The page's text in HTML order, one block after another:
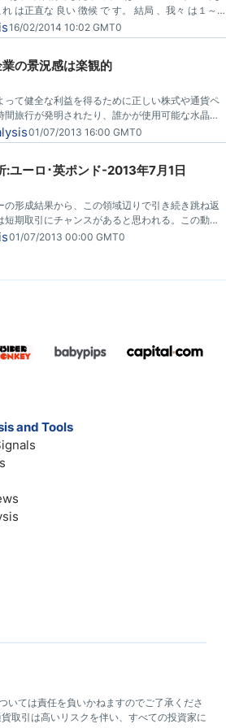
は正直な 良い 徴候 で す。 結局 、我々 は１～
とができました。撤退が必要です 、そして、 私
に関して隙間を見ます。
16/02/2014 10:02 GMT0
業の景況感は楽観的
て健全な利益を得るために正しい株式や通貨ペ
旅行が発明されたり、誰かが使用可能な水晶玉
ロークの感覚を得るための自由で最高のツール
01/07/2013 16:00 GMT0
:ユーロ･英ポンド-2013年7月1日
形成結果から、この領域辺りで引き続き跳ね返
期取引にチャンスがあると思われる。この動行
る事を期待するが、跳ね返りで60 pipそこらの利
。
01/07/2013 00:00 GMT0
and Tools
いては責任を負いかねますのでご了承くださ
取引は高いリスクを伴い、すべての投資家に